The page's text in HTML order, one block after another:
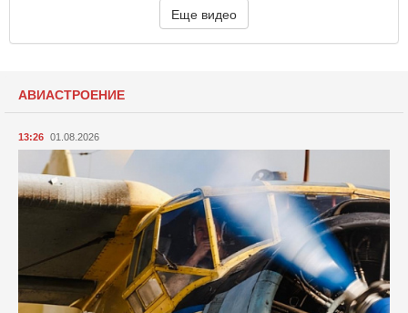
Еще видео
АВИАСТРОЕНИЕ
13:26 01.08.2026